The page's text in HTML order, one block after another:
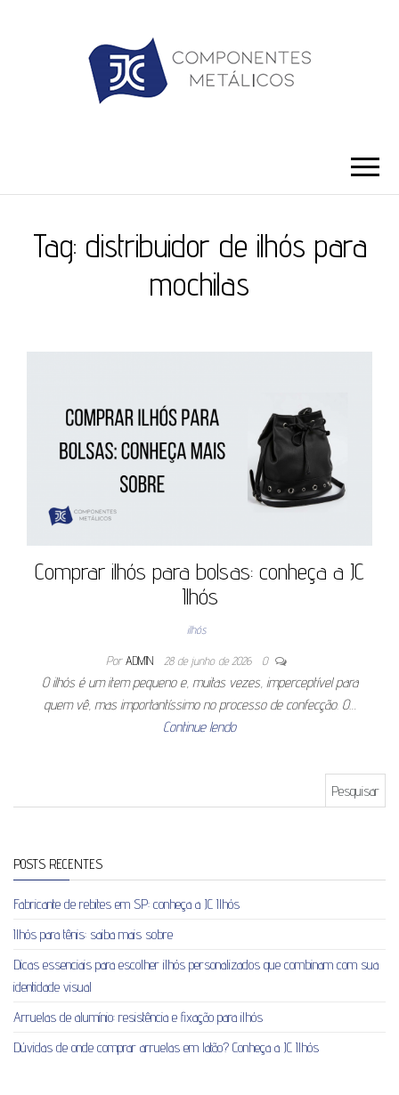
Tag: distribuidor de ilhós para
mochilas
Comprar ilhós para bolsas: conheça a JC
Ilhós
ilhós
Por ADMIN 28 de junho de 2026 0
O ilhós é um item pequeno e, muitas vezes, imperceptível para
quem vê, mas importantíssimo no processo de confecção. O…
Continue lendo
POSTS RECENTES
Fabricante de rebites em SP: conheça a JC Ilhós
Ilhós para tênis: saiba mais sobre
Dicas essenciais para escolher ilhós personalizados que combinam com sua
identidade visual
Arruelas de alumínio: resistência e fixação para ilhós
Dúvidas de onde comprar arruelas em latão? Conheça a JC Ilhós